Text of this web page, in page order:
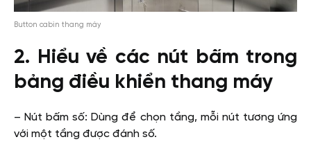
Button cabin thang máy
2. Hiểu về các nút bấm trong
bảng điều khiển thang máy
– Nút bấm số: Dùng để chọn tầng, mỗi nút tương ứng
với một tầng được đánh số.